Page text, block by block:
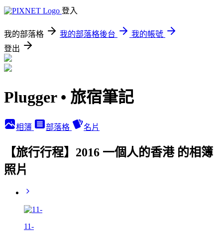
登入
我的部落格 我的部落格後台
我的帳號
登出
Plugger • 旅宿筆記
相簿 部落格 名片
【旅行行程】2016 一個人的香港 的相簿
照片
11-